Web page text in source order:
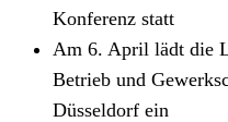
Konferenz statt
Am 6. April lädt die
Betrieb und
Düsseldorf ein